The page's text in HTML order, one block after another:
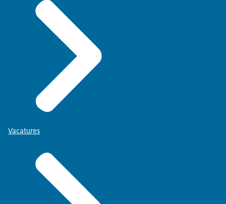
Vacatures